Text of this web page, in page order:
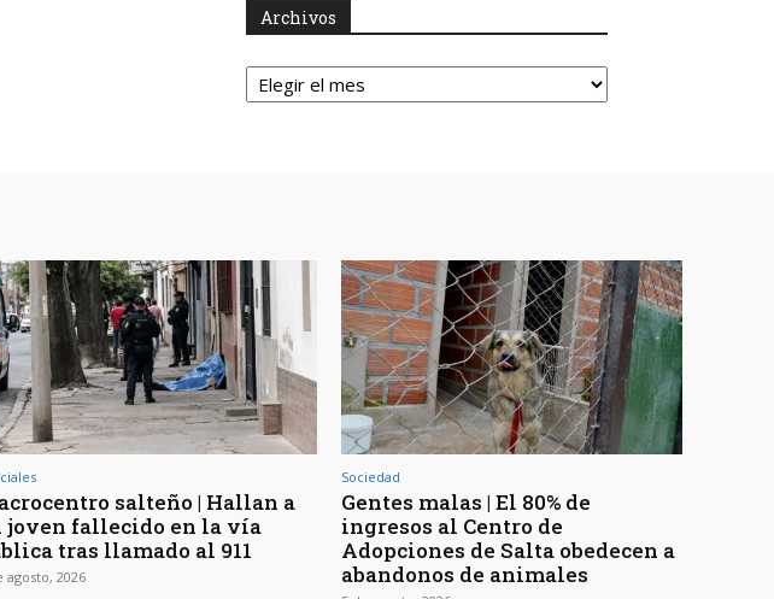
Archivos
Archivos
salteño | Hallan a
joven fallecido en la vía
tras llamado al 911
agosto, 2026
Sociedad
Gentes malas | El 80% de
ingresos al Centro de
Adopciones de Salta obedecen a
abandonos de animales